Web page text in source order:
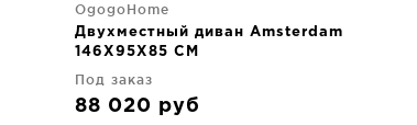
OgogoHome
Двухместный диван Amsterdam
146X95X85 CM
Под заказ
88 020 руб